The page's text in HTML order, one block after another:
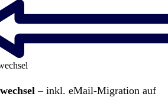
– inkl. eMail-Migration auf